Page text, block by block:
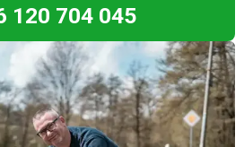
120 704 045